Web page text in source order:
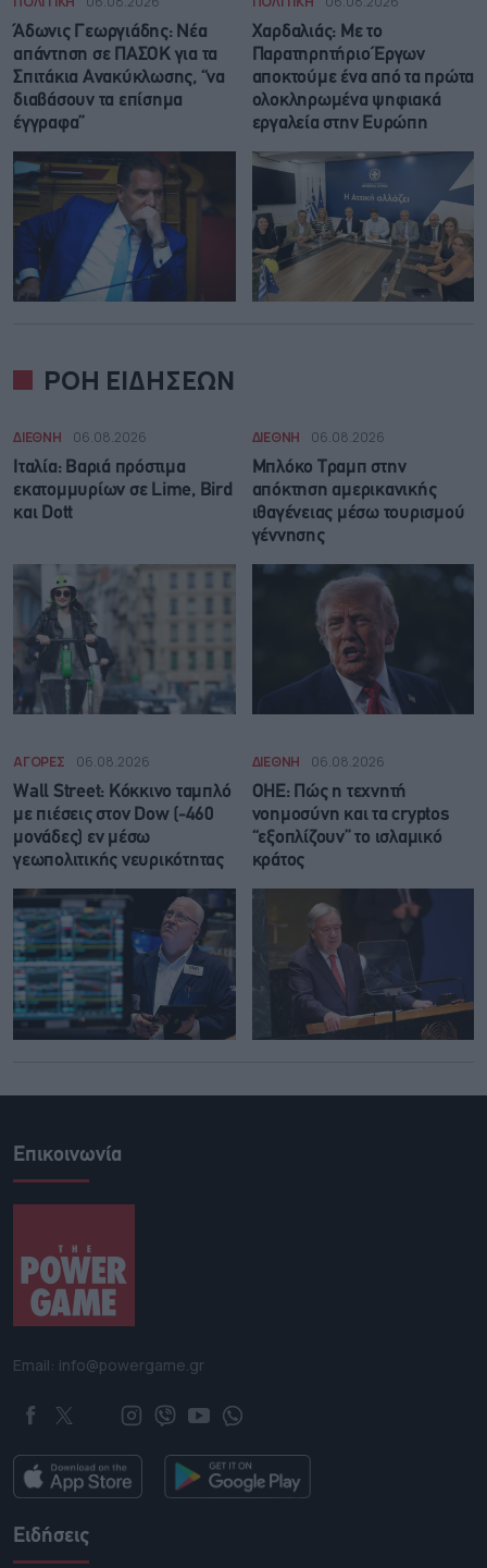
Άδωνις Γεωργιάδης: Νέα
απάντηση σε ΠΑΣΟΚ για τα
Σπιτάκια Ανακύκλωσης, “να
διαβάσουν τα επίσημα
έγγραφα”
Χαρδαλιάς: Με το
Παρατηρητήριο Έργων
αποκτούμε ένα από τα πρώτα
ολοκληρωμένα ψηφιακά
εργαλεία στην Ευρώπη
ΡΟΗ ΕΙΔΗΣΕΩΝ
ΔΙΕΘΝΗ 06.08.2026
Ιταλία: Βαριά πρόστιμα
εκατομμυρίων σε Lime, Bird
και Dott
ΔΙΕΘΝΗ 06.08.2026
Μπλόκο Τραμπ στην
απόκτηση αμερικανικής
ιθαγένειας μέσω τουρισμού
γέννησης
ΑΓΟΡΕΣ 06.08.2026
Wall Street: Κόκκινο ταμπλό
με πιέσεις στον Dow (-460
μονάδες) εν μέσω
γεωπολιτικής νευρικότητας
ΔΙΕΘΝΗ 06.08.2026
ΟΗΕ: Πώς η τεχνητή
νοημοσύνη και τα cryptos
“εξοπλίζουν” το ισλαμικό
κράτος
Επικοινωνία
Email: info@powergame.gr
Ειδήσεις